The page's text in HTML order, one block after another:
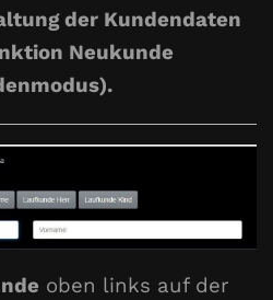
der Kundendaten
Neukunde
oben links auf der